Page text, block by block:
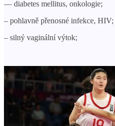
— diabetes mellitus, onkologie;
– pohlavně přenosné infekce, HIV;
– silný vaginální výtok;